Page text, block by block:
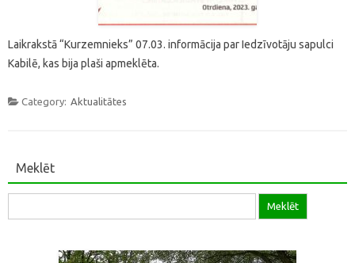
Laikrakstā “Kurzemnieks” 07.03. informācija par Iedzīvotāju sapulci
Kabilē, kas bija plaši apmeklēta.
Category: Aktualitātes
Meklēt